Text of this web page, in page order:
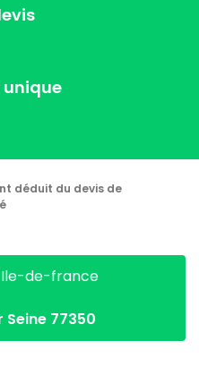
unique
déduit du devis de
Ile-de-france
Seine 77350